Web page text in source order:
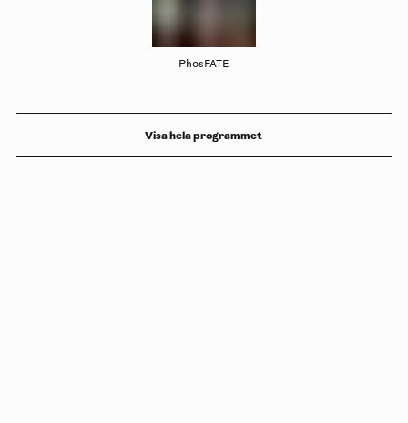
PhosFATE
Visa hela programmet